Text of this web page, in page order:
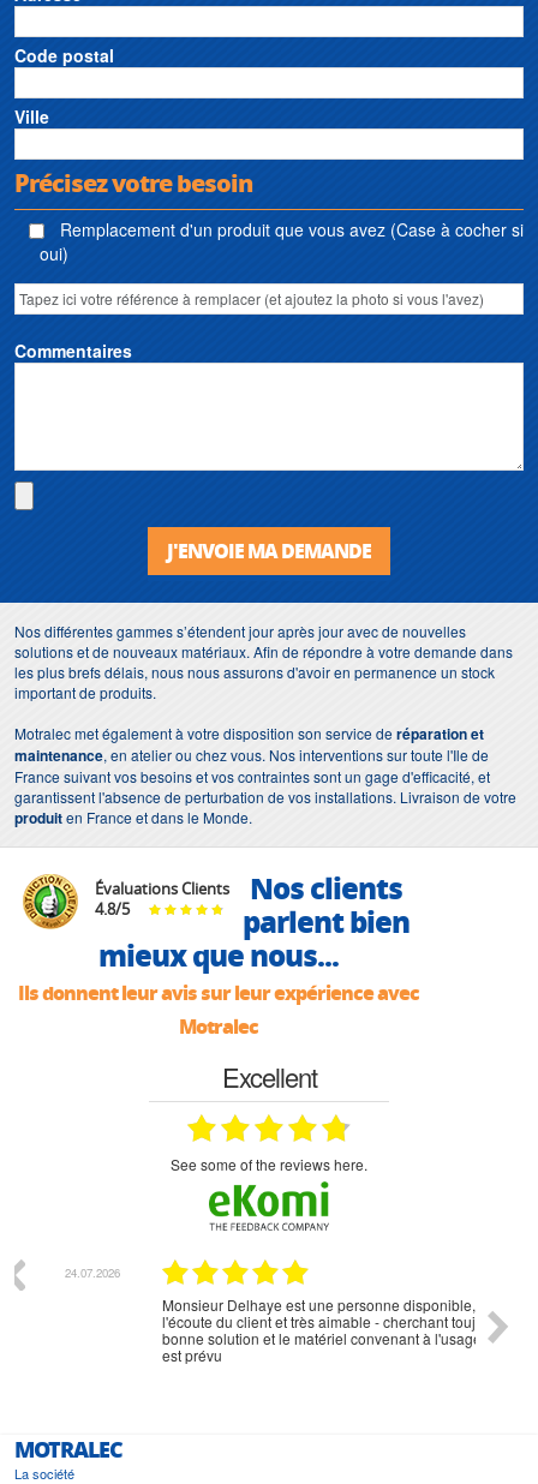
Code postal
Ville
Précisez votre besoin
Remplacement d'un produit que vous avez (Case à cocher si
oui)
Commentaires
J'ENVOIE MA DEMANDE
Nos différentes gammes s’étendent jour après jour avec de nouvelles
solutions et de nouveaux matériaux. Afin de répondre à votre demande dans
les plus brefs délais, nous nous assurons d'avoir en permanence un stock
important de produits.
Motralec met également à votre disposition son service deréparation et
maintenance, en atelier ou chez vous. Nos interventions sur toute l'Ile de
France suivant vos besoins et vos contraintes sont un gage d'efficacité, et
garantissent l'absence de perturbation de vos installations. Livraison de votre
produiten France et dans le Monde.
Évaluations Clients
4.8/5
Nos clients
parlent bien
mieux que nous...
Ils donnent leur avis sur leur expérience avec
Motralec
Excellent
see some of the reviews here.
Monsieur Delhaye est une personne disponible, à
l'écoute du client et très aimable - cherchant toujours la
bonne solution et le matériel convenant à l'usage qui en
MOTRALEC
La société